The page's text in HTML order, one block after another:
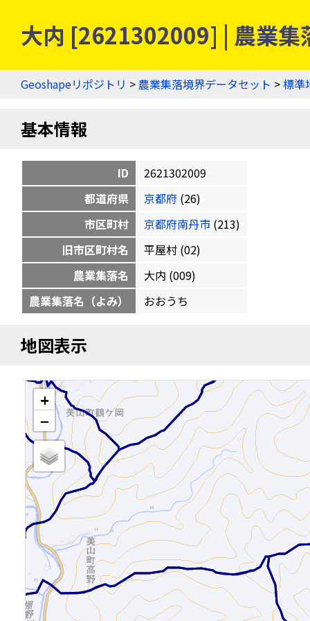
大内 [2621302009] | 農業集
Geoshapeリポジトリ > 農業集落境界データセット >標準
基本情報
ID
2621302009
都道府県
京都府 (26)
市区町村
京都府南丹市 (213)
旧市区町村名
平屋村 (02)
農業集落名
大内 (009)
農業集落名（よみ）
おおうち
地図表示
+
−